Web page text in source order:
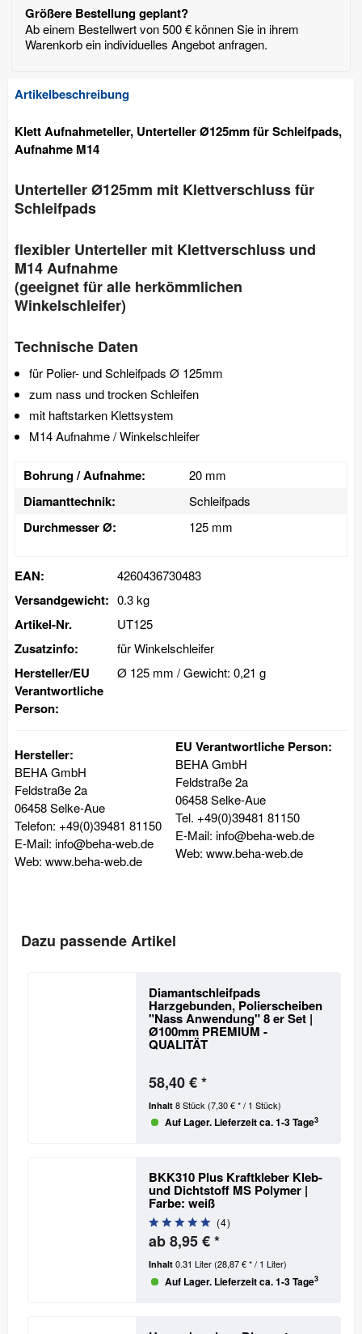
Größere Bestellung geplant?
Ab einem Bestellwert von 500 € können Sie in ihrem
Warenkorb ein individuelles Angebot anfragen.
Artikelbeschreibung
Klett Aufnahmeteller, Unterteller Ø125mm für Schleifpads,
Aufnahme M14
Unterteller Ø125mm mit Klettverschluss für
Schleifpads
flexibler Unterteller mit Klettverschluss und
M14 Aufnahme
(geeignet für alle herkömmlichen
Winkelschleifer)
Technische Daten
für Polier- und Schleifpads Ø 125mm
zum nass und trocken Schleifen
mit haftstarken Klettsystem
M14 Aufnahme / Winkelschleifer
Bohrung / Aufnahme: 20 mm
Diamanttechnik: Schleifpads
Durchmesser Ø: 125 mm
EAN: 4260436730483
Versandgewicht: 0.3 kg
Artikel-Nr. UT125
Zusatzinfo: für Winkelschleifer
Hersteller/EU
Verantwortliche
Person:
Ø 125 mm / Gewicht: 0,21 g
Hersteller:
BEHA GmbH
Feldstraße 2a
06458 Selke-Aue
Telefon: +49(0)39481 81150
E-Mail: info@beha-web.de
Web: www.beha-web.de
EU Verantwortliche Person:
BEHA GmbH
Feldstraße 2a
06458 Selke-Aue
Tel. +49(0)39481 81150
E-Mail: info@beha-web.de
Web: www.beha-web.de
Dazu passende Artikel
Diamantschleifpads
Harzgebunden, Polierscheiben
"Nass Anwendung" 8 er Set |
Ø100mm PREMIUM -
QUALITÄT
58,40 € *
Inhalt 8 Stück (7,30 € * / 1 Stück)
Auf Lager. Lieferzeit ca. 1-3 Tage3
BKK310 Plus Kraftkleber Kleb-
und Dichtstoff MS Polymer |
Farbe: weiß
(4)
ab 8,95 € *
Inhalt 0.31 Liter(28,87 € * / 1 Liter)
Auf Lager. Lieferzeit ca. 1-3 Tage3